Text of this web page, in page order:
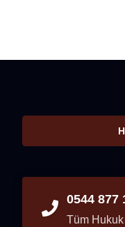
0544 877
Tüm